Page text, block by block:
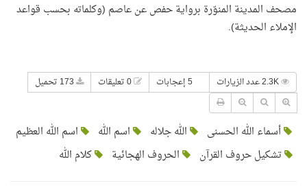
مصحف المدينة المنوّرة برواية حفص عن عاصم (وكلماته بحسب قواعد
الإملاء الحديثة).
5 إعجابات
أسماء الله الحسنى الله جلاله اسم الله
اسم الله العظيم
تشكيل حروف القرآن
الحروف الهجائية كلام الله